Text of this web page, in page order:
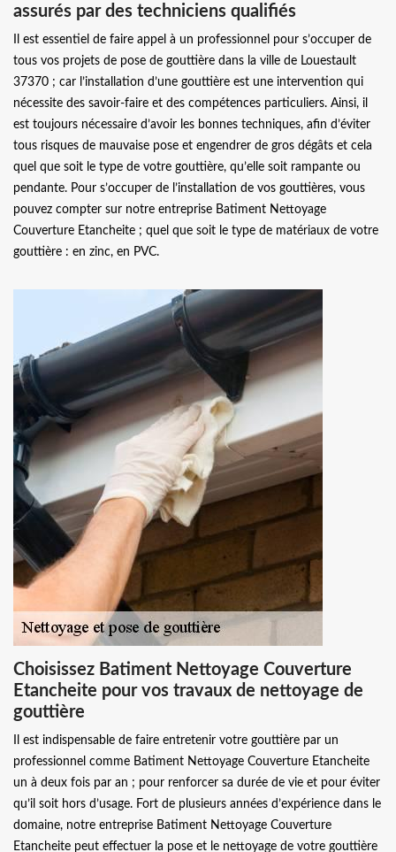
assurés par des techniciens qualifiés
Il est essentiel de faire appel à un professionnel pour s’occuper de
tous vos projets de pose de gouttière dans la ville de Louestault
37370 ; car l’installation d’une gouttière est une intervention qui
nécessite des savoir-faire et des compétences particuliers. Ainsi, il
est toujours nécessaire d’avoir les bonnes techniques, afin d’éviter
tous risques de mauvaise pose et engendrer de gros dégâts et cela
quel que soit le type de votre gouttière, qu’elle soit rampante ou
pendante. Pour s’occuper de l’installation de vos gouttières, vous
pouvez compter sur notre entreprise Batiment Nettoyage
Couverture Etancheite ; quel que soit le type de matériaux de votre
gouttière : en zinc, en PVC.
Choisissez Batiment Nettoyage Couverture
Etancheite pour vos travaux de nettoyage de
gouttière
Il est indispensable de faire entretenir votre gouttière par un
professionnel comme Batiment Nettoyage Couverture Etancheite
un à deux fois par an ; pour renforcer sa durée de vie et pour éviter
qu’il soit hors d’usage. Fort de plusieurs années d’expérience dans le
domaine, notre entreprise Batiment Nettoyage Couverture
Etancheite peut effectuer la pose et le nettoyage de votre gouttière